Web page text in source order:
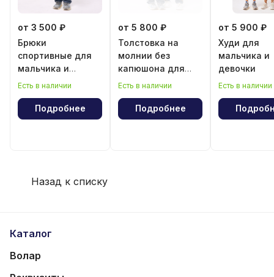
от 3 500 ₽
Брюки
спортивные для
мальчика и
девочки
Есть в наличии
Подробнее
от 5 800 ₽
Толстовка на
молнии без
капюшона для
мальчика и
Есть в наличии
Подробнее
от 5 900 ₽
Худи для
мальчика и
девочки
Есть в наличии
Назад к списку
Каталог
Волар